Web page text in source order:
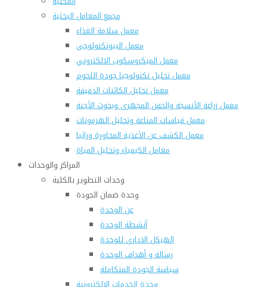
مجمع المعامل البحثية
معمل سلامة الغذاء
معمل البيوتكنولوجى
معمل الميكروسكوب الالكتروني
معمل تحليل تكنولوجيا جودة اللحوم
معمل تحليل الكائنات الدقيقة
معمل زراعة الأنسجة والحقن المجهرى وبحوث الأجنة
معمل قياسات المناعة وتحليل الهرمونات
معمل الكشف عن الأغذية المحاورة وراثيا
معامل الكيمياء وتحليل المياة
المراكز والوحدات
وحدات التطوير بالكلية
وحدة ضمان الجودة
عن الوحدة
أنشطة الوحدة
الهيكل الادارى للوحدة
رسالة و أهداف الوحدة
سياسة الجودة المتكاملة